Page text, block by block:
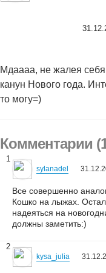
Мдаааа, не жалея себя
канун Нового года.
то могу=)
Комментарии
1
sylanadel
Все совершенно
Кошко на лыжах.
надеяться на
должны заметить:)
2
kysa_julia